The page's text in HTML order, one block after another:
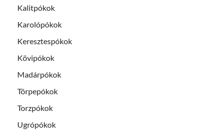
Kalitpókok
Karolópókok
Keresztespókok
Kövipókok
Madárpókok
Törpepókok
Torzpókok
Ugrópókok